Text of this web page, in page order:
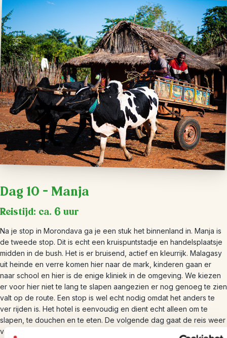
Dag 10 – Manja
Reistijd: ca. 6 uur
Na je stop in Morondava ga je een stuk het binnenland in. Manja is
de tweede stop. Dit is echt een kruispuntstadje en handelsplaatsje
midden in de bush. Het is er bruisend, actief en kleurrijk. Malagasy
uit heinde en verre komen hier naar de mark, kinderen gaan er
naar school en hier is de enige kliniek in de omgeving. We kiezen
er voor hier niet te lang te slapen aangezien er nog genoeg te zien
valt op de route. Een stop is wel echt nodig omdat het anders te
ver rijden is. Het hotel is eenvoudig en dient echt alleen om te
slapen, te douchen en te eten. De volgende dag gaat de reis weer
verder.